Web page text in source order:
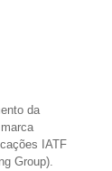
da
IATF
Group).